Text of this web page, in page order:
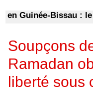
Guinée-Bissau : le
Soupçons
Ramadan
liberté sous